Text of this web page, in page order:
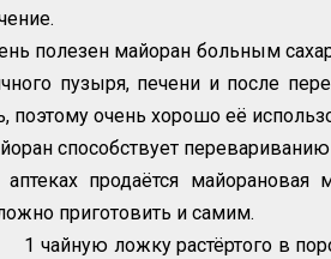
полезен майоран больным
пузыря, печени и после
поэтому очень хорошо её
способствует
аптеках продаётся
приготовить и самим.
1 чайную ложку растёртого в